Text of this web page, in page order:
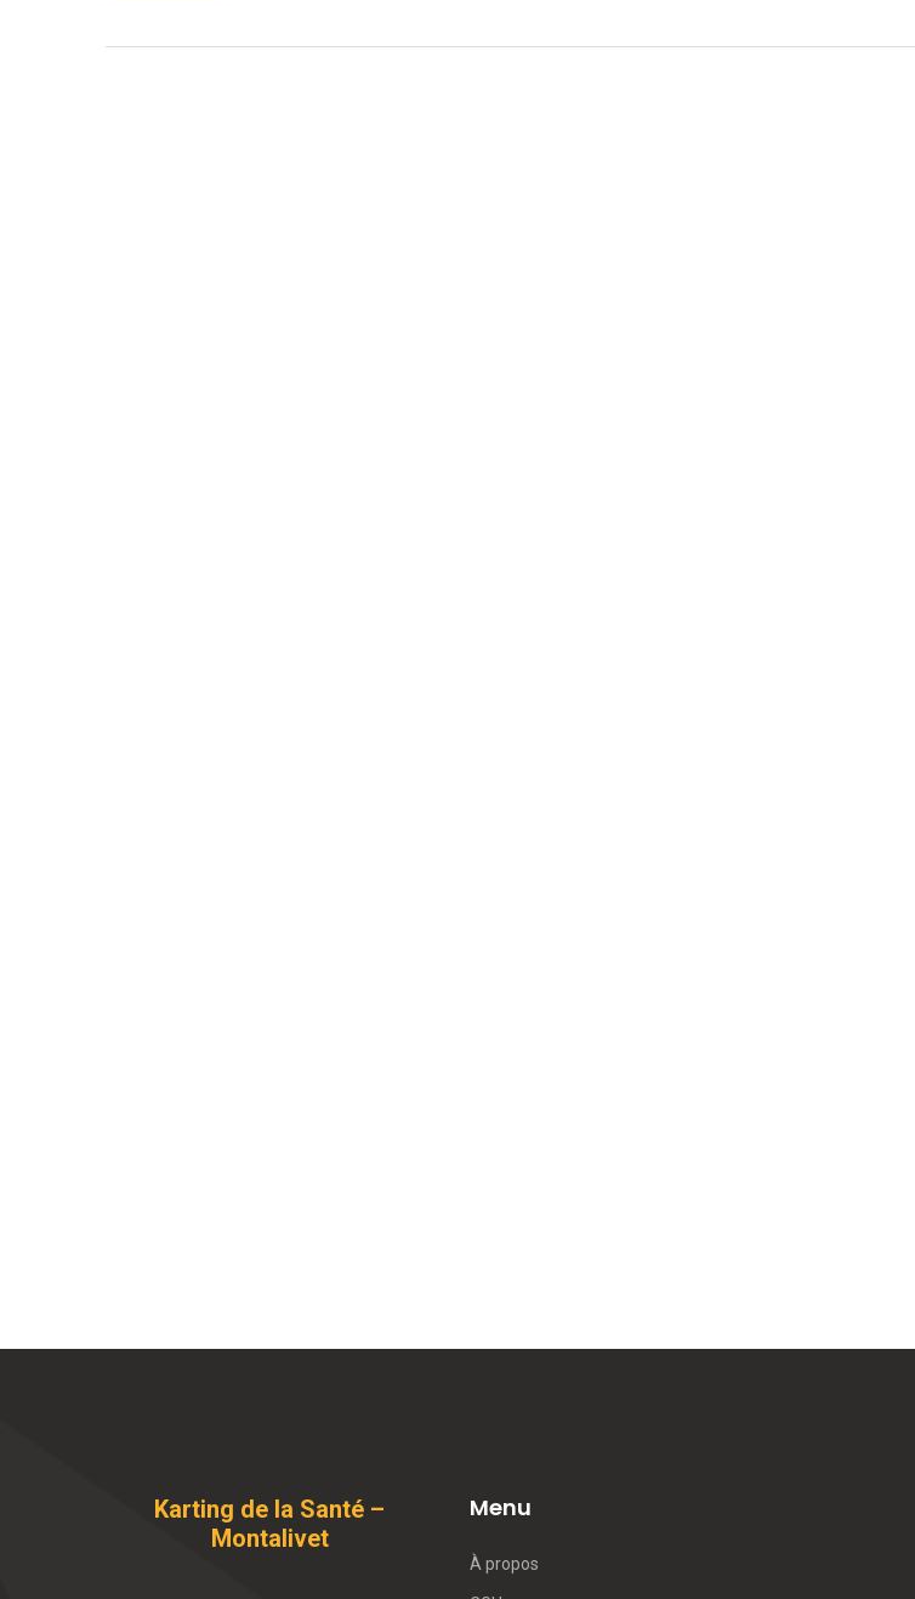
Karting de la Santé –
Montalivet
Menu
À propos